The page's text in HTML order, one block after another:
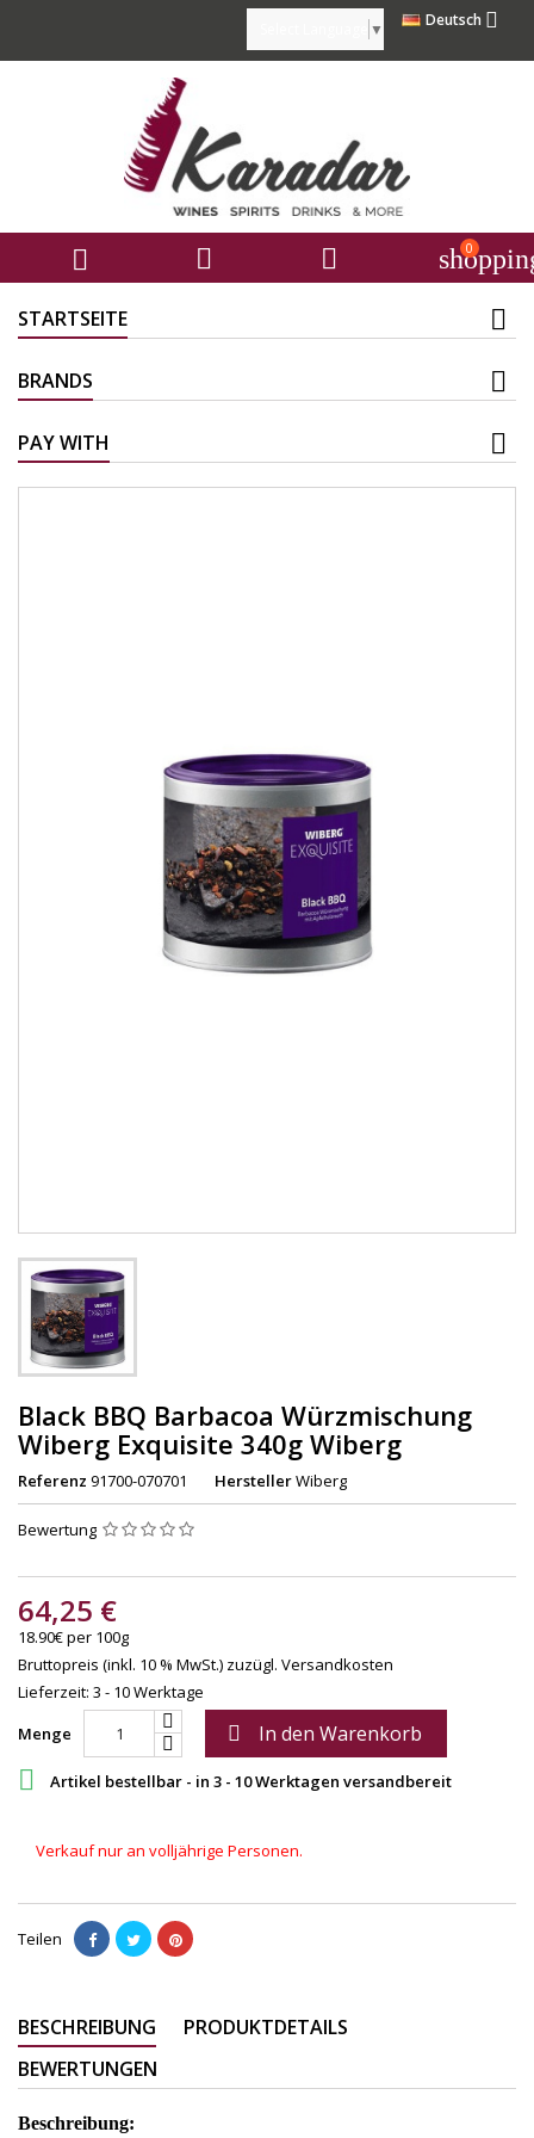
Deutsch 
▼
   0
STARTSEITE
BRANDS
PAY WITH
Black BBQ Barbacoa Würzmischung
Wiberg Exquisite 340g Wiberg
Referenz 91700-070701 HerstellerWiberg
Bewertung
64,25 €
18.90€ per 100g
Bruttopreis (inkl. 10 % MwSt.) zuzügl. Versandkosten
Lieferzeit: 3 - 10 Werktage
Menge
 In den Warenkorb
 Artikel bestellbar - in 3 - 10 Werktagen versandbereit
Verkauf nur an volljährige Personen.
Teilen
BESCHREIBUNG
PRODUKTDETAILS
BEWERTUNGEN
Beschreibung: